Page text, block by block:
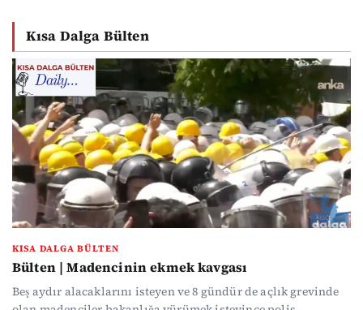
Kısa Dalga Bülten
KISA DALGA BÜLTEN
Bülten | Madencinin ekmek kavgası
Beş aydır alacaklarını isteyen ve 8 gündür de açlık grevinde